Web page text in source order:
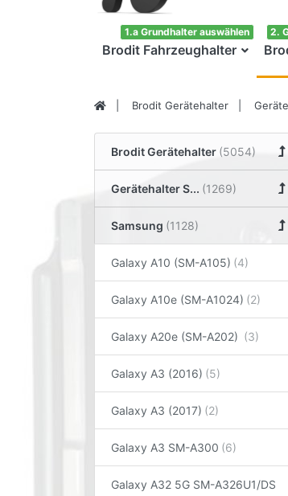
Brodit Fahrzeughalter
1.a Grundhalter auswählen 2.
Brodit Gerätehalter
Brodit Gerätehalter
Gerätehalter S...
Samsung
Galaxy A10 (SM-A105)
Galaxy A10e (SM-A1024)
Galaxy A20e (SM-A202)
Galaxy A3 (2016)
Galaxy A3 (2017)
Galaxy A3 SM-A300
Galaxy A32 5G SM-A326U1/DS